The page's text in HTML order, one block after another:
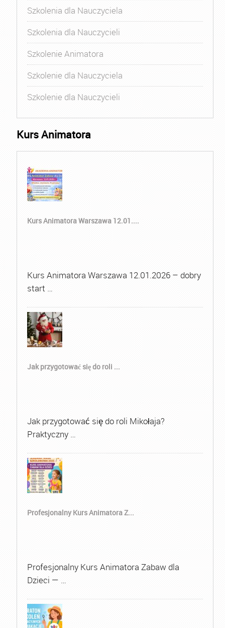
Szkolenia dla Nauczyciela
Szkolenia dla Nauczycieli
Szkolenie Animatora
Szkolenie dla Nauczyciela
Szkolenie dla Nauczycieli
Kurs Animatora
Kurs Animatora Warszawa 12.01....
Kurs Animatora Warszawa 12.01.2026 – dobry
start …
Jak przygotować się do roli ...
Jak przygotować się do roli Mikołaja?
Praktyczny …
Profesjonalny Kurs Animatora Z...
Profesjonalny Kurs Animatora Zabaw dla
Dzieci — …